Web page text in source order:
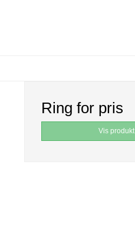
Ring for pris
Vis produkt